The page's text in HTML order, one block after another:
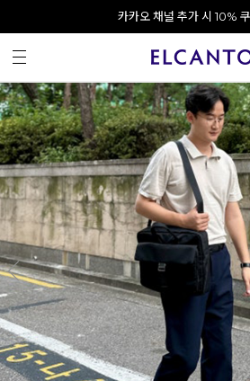
오전 10시 이전 결제 완료 시
회원가입 시 최대 20% 쿠
카카오 채널 추가 시 10%